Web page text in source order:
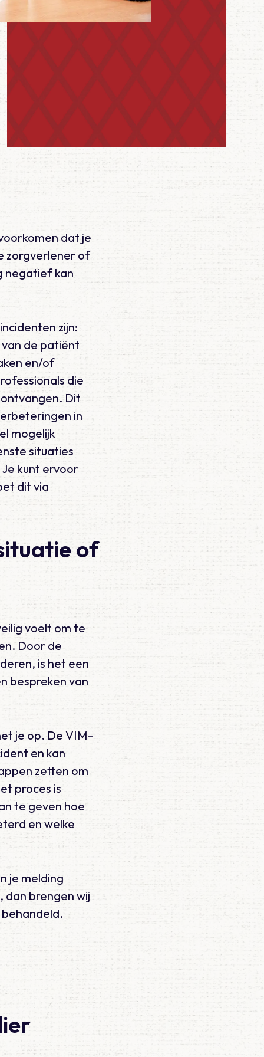
dat je
zorgverlener of
negatief kan
zijn:
de patiënt
en/of
die
Dit
in
mogelijk
situaties
kunt ervoor
dit via
of
voelt om te
Door de
is het een
bespreken van
je op. De VIM-
en kan
zetten om
proces is
te geven hoe
en welke
je melding
dan brengen wij